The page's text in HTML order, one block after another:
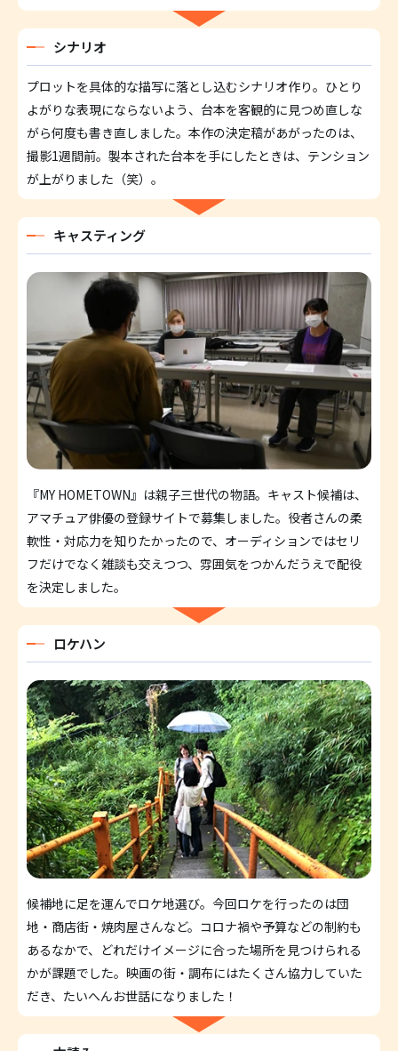
シナリオ
プロットを具体的な描写に落とし込むシナリオ作り。ひとり
よがりな表現にならないよう、台本を客観的に見つめ直しな
がら何度も書き直しました。本作の決定稿があがったのは、
撮影1週間前。製本された台本を手にしたときは、テンション
が上がりました（笑）。
キャスティング
『MY HOMETOWN』は親子三世代の物語。キャスト候補は、
アマチュア俳優の登録サイトで募集しました。役者さんの柔
軟性・対応力を知りたかったので、オーディションではセリ
フだけでなく雑談も交えつつ、雰囲気をつかんだうえで配役
を決定しました。
ロケハン
候補地に足を運んでロケ地選び。今回ロケを行ったのは団
地・商店街・焼肉屋さんなど。コロナ禍や予算などの制約も
あるなかで、どれだけイメージに合った場所を見つけられる
かが課題でした。映画の街・調布にはたくさん協力していた
だき、たいへんお世話になりました！